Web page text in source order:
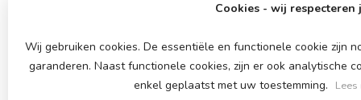
Cookies - wij respecteren
Wij gebruiken cookies. De essentiële en functionele cookie zijn
garanderen. Naast functionele cookies, zijn er ook analytische
enkel geplaatst met uw toestemming.